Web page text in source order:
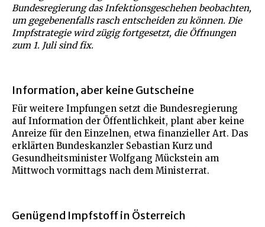
Bundesregierung das Infektionsgeschehen beobachten,
um gegebenenfalls rasch entscheiden zu können. Die
Impfstrategie wird zügig fortgesetzt, die Öffnungen
zum 1. Juli sind fix.
Information, aber keine Gutscheine
Für weitere Impfungen setzt die Bundesregierung
auf Information der Öffentlichkeit, plant aber keine
Anreize für den Einzelnen, etwa finanzieller Art. Das
erklärten Bundeskanzler Sebastian Kurz und
Gesundheitsminister Wolfgang Mückstein am
Mittwoch vormittags nach dem Ministerrat.
Genügend Impfstoff in Österreich